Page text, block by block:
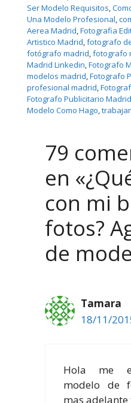
Ser Modelo Requisitos,
Una Modelo Profesional,
Aerea Madrid, Fotografia
Artistico Madrid, fotografo
fotógrafo madrid, fotografo
Madrid Linkedin, Fotografo
modelos madrid, Fotografo
profesional madrid,
Fotografo Publicitario Madrid
Modelo Como Hago,
79
en
con mi
fotos?
de
Tamara
18/11/
Hola me
modelo de
mas adelante